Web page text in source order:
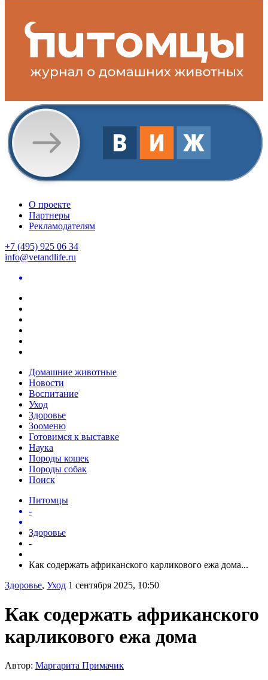
О проекте
Партнеры
Рекламодателям
+7 (495) 925 06 34
info@vetandlife.ru
Домашние животные
Новости
Воспитание
Уход
Здоровье
Зооменю
Готовимся к выставке
Наука
Породы кошек
Породы собак
Поиск
Питомцы
-
Здоровье
-
Как содержать африканского карликового ежа дома...
Здоровье, Уход 1 сентября 2025, 10:50
Как содержать африканского
карликового ежа дома
Автор: Маргарита Примачик